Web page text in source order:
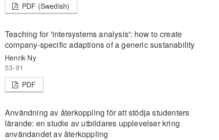
PDF (Swedish)
Teaching for 'intersystems analysis': how to create
company-specific adaptions of a generic sustanability
Henrik Ny
53-91
PDF
Användning av återkoppling för att stödja studenters
lärande: en studie av utbildares upplevelser kring
användandet av återkoppling